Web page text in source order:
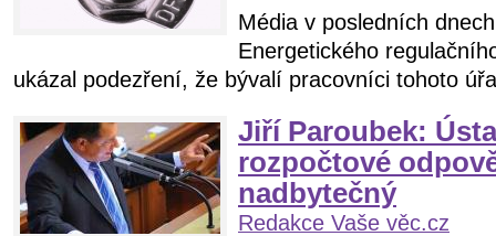
Média v posledních
Energetického
ukázal podezření, že bývalí pracovníci tohoto
Jiří Paroubek:
rozpočtové
nadbytečný
Redakce Vaše věc.cz